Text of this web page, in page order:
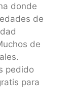
donde
de
de
pedido
para